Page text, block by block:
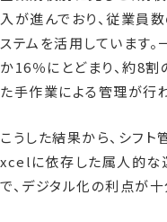
入が進んでおり、従業員
ステムを活用しています
か16％にとどまり、約8
た手作業による管理が行
こうした結果から、シフ
xcelに依存した属人的な
で、デジタル化の利点が